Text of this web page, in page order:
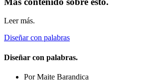
Leer más.
Diseñar con palabras
Diseñar con palabras.
Por Maite Barandica